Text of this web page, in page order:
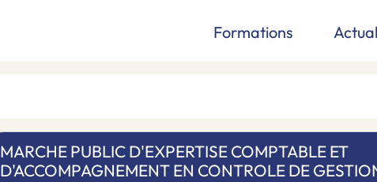
Formations
MARCHE PUBLIC D'EXPERTISE COMPTABLE ET
D'ACCOMPAGNEMENT EN CONTROLE DE